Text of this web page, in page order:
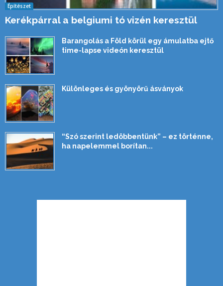
Építészet
Kerékpárral a belgiumi tó vizén keresztül
Barangolás a Föld körül egy ámulatba ejtő
time-lapse videón keresztül
Különleges és gyönyörű ásványok
“Szó szerint ledöbbentünk” – ez történne,
ha napelemmel borítan...